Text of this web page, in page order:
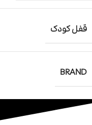
قفل کودک
BRAND